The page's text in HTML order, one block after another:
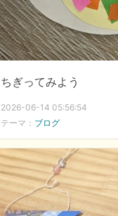
ちぎってみよう
2026-06-14 05:56:54
テーマ： ブログ